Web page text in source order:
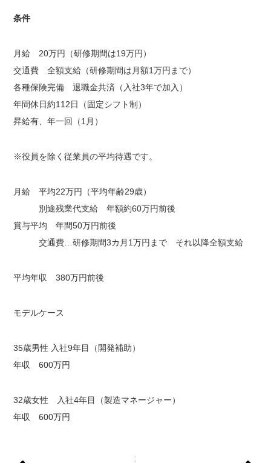
条件
月給 20万円（研修期間は19万円）
交通費 全額支給（研修期間は月額1万円まで）
各種保険完備 退職金共済（入社3年で加入）
年間休日約112日（固定シフト制）
昇給有、年一回（1月）
※役員を除く従業員の平均待遇です。
月給 平均22万円（平均年齢29歳）
別途残業代支給 年額約60万円前後
賞与平均 年間50万円前後
交通費…研修期間3カ月1万円まで それ以降全額支給
平均年収 380万円前後
モデルケース
35歳男性 入社9年目（開発補助）
年収 600万円
32歳女性 入社4年目（製造マネージャー）
年収 600万円